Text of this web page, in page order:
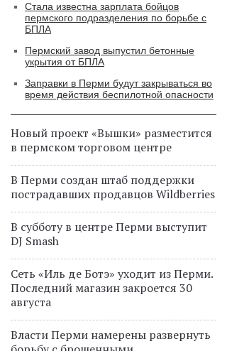
Стала известна зарплата бойцов
пермского подразделения по борьбе с
БПЛА
Пермский завод выпустил бетонные
укрытия от БПЛА
Заправки в Перми будут закрываться во
время действия беспилотной опасности
Новый проект «Вышки» разместится
в пермском торговом центре
В Перми создан штаб поддержки
пострадавших продавцов Wildberries
В субботу в центре Перми выступит
DJ Smash
Сеть «Иль де Ботэ» уходит из Перми.
Последний магазин закроется 30
августа
Власти Перми намерены развернуть